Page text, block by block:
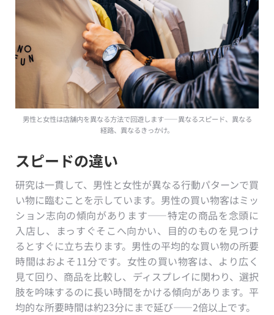
男性と女性は店舗内を異なる方法で回遊します——異なるスピード、異なる
経路、異なるきっかけ。
スピードの違い
研究は一貫して、男性と女性が異なる行動パターンで買
い物に臨むことを示しています。男性の買い物客はミッ
ション志向の傾向があります——特定の商品を念頭に
入店し、まっすぐそこへ向かい、目的のものを見つけ
るとすぐに立ち去ります。男性の平均的な買い物の所要
時間はおよそ11分です。女性の買い物客は、より広く
見て回り、商品を比較し、ディスプレイに関わり、選択
肢を吟味するのに長い時間をかける傾向があります。平
均的な所要時間は約23分にまで延び——2倍以上です。